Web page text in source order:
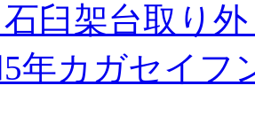
臼架台取り
年カガセイフ